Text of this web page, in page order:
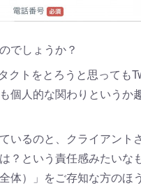
でしょうか？
クトをとろうと思っても
個人的な関わりという
いるのと、クライアン
？という責任感みたい
体）」をご存知な方の